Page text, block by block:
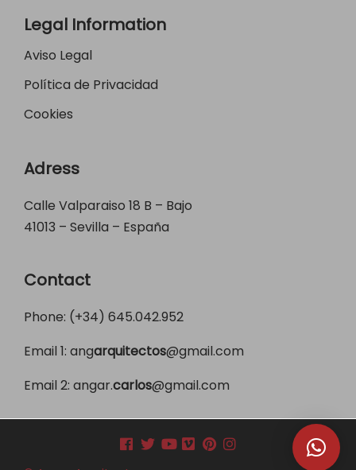
Legal Information
Aviso Legal
Política de Privacidad
Cookies
Adress
Calle Valparaiso 18 B – Bajo
41013 – Sevilla – España
Contact
Phone: (+34) 645.042.952
Email 1: angarquitectos@gmail.com
Email 2: angar.carlos@gmail.com